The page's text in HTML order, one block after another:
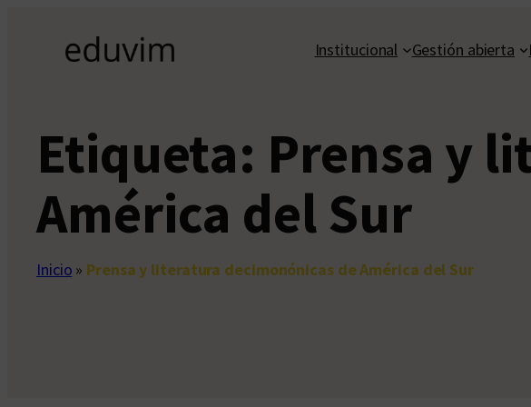
contenido
Institucional Gestión abierta
Etiqueta: Prensa y
América del Sur
Inicio » Prensa y literatura decimonónicas de América del Sur